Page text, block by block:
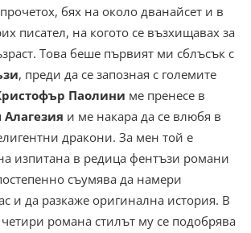
бях на около дванайсет и в
писател, на когото се възхищавах за
Това беше първият ми сблъсък с
, преди да се запозная с големите
Паолини ме пренесе в
Алагезия и ме накара да се влюбя в
дракони. За мен той е
изпитана в редица фентъзи романи
съумява да намери
и да разкаже оригинална история. В
романа стилът му се подобрява